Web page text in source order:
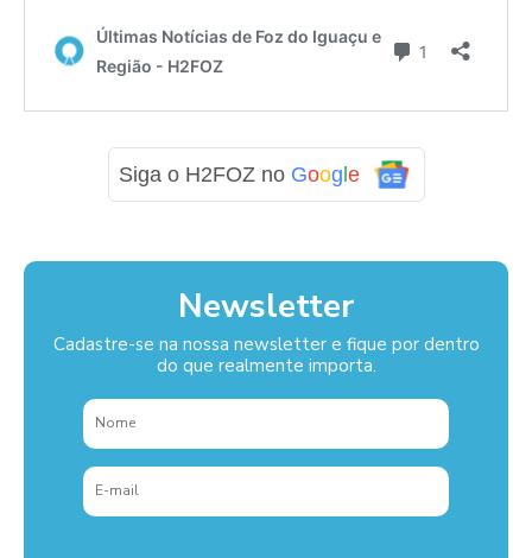
Siga o H2FOZ no Goog e
Newsletter
Cadastre-se na nossa newsletter e fique por dentro
do que realmente importa.